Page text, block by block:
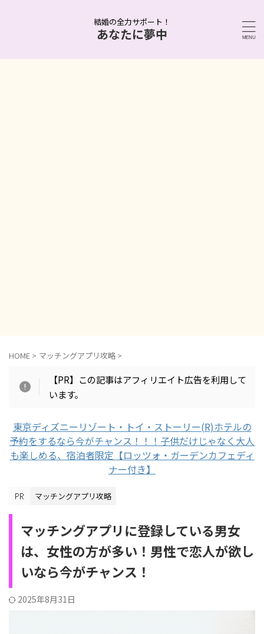
結婚の全力サポート！
あなたに夢中
HOME > マッチングアプリ攻略 >
【PR】この記事はアフィリエイト広告を利用して
います。
東京ディズニーリゾート・トイ・ストーリー(R)ホテルの
予約をするなら今がチャンス！！！子供だけじゃなく大人
も楽しめる、宿泊者限定【ロッツォ・ガーデンカフェディ
ナー付き】
マッチングアプリ攻略
マッチングアプリに登録している男女
は、女性の方が多い！男性で恋人が欲し
いなら今がチャンス！
2025年8月31日